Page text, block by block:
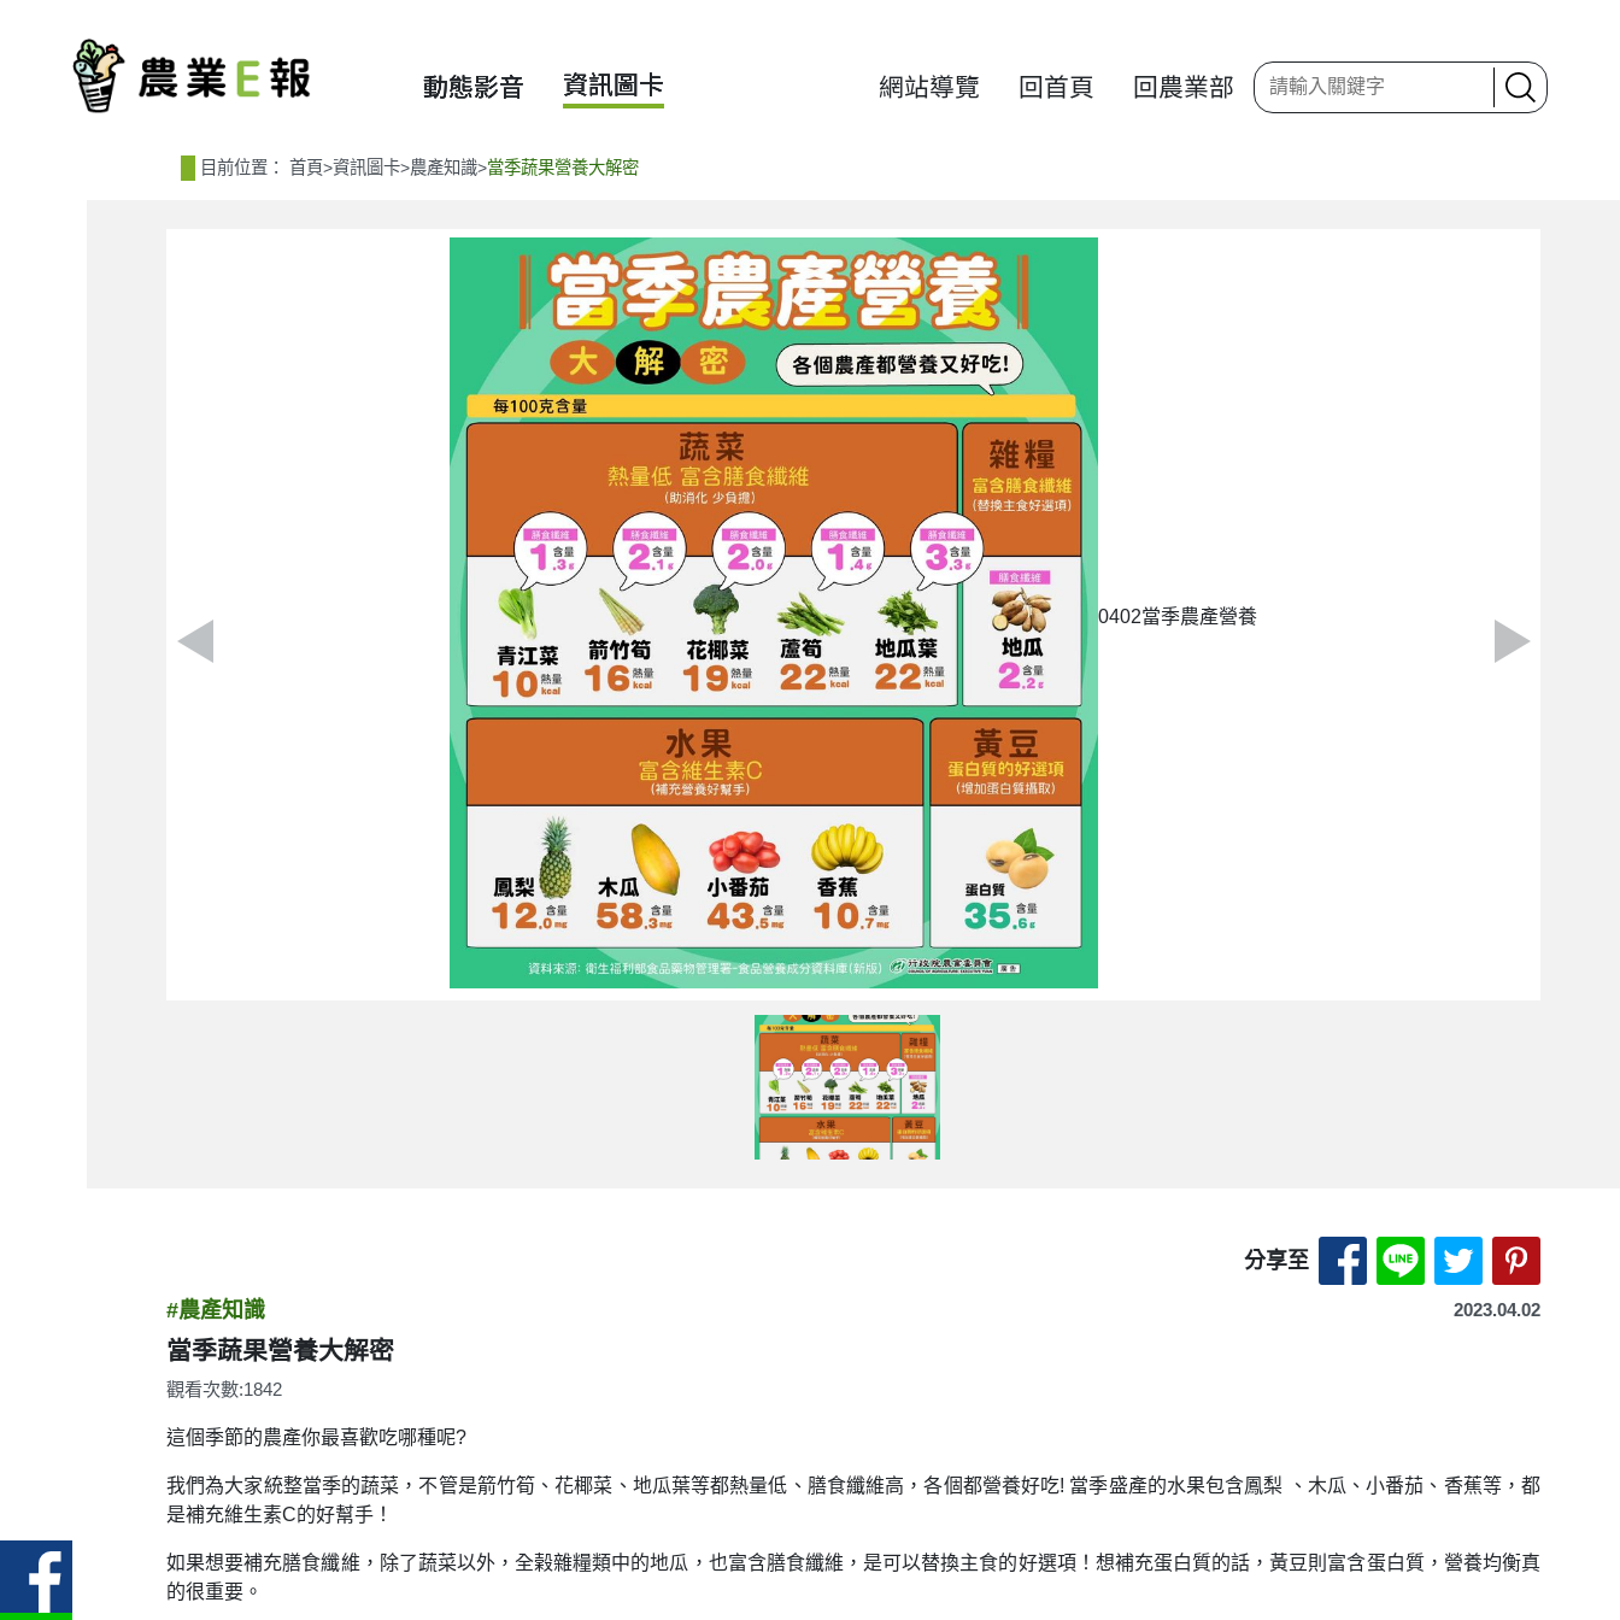
動態影音 資訊圖卡 網站導覽 回首頁 回農業部
目前位置： 首頁>資訊圖卡>農產知識>當季蔬果營養大解密
0402當季農產營養
分享至 分享至 Facebook-另開新
分享至 LINE-另開
分享至 X（
#農產知識 2023.04.02
當季蔬果營養大解密
觀看次數:1842
這個季節的農產你最喜歡吃哪種呢?
我們為大家統整當季的蔬菜，不管是箭竹筍、花椰菜、地瓜葉等都熱量低、膳食纖維高，各個都營養好吃! 當季盛產的水果包含鳳梨 、木瓜、小番茄、香蕉等，都
是補充維生素C的好幫手！
如果想要補充膳食纖維，除了蔬菜以外，全榖雜糧類中的地瓜，也富含膳食纖維，是可以替換主食的好選項！想補充蛋白質的話，黃豆則富含蛋白質，營養均衡真
的很重要。